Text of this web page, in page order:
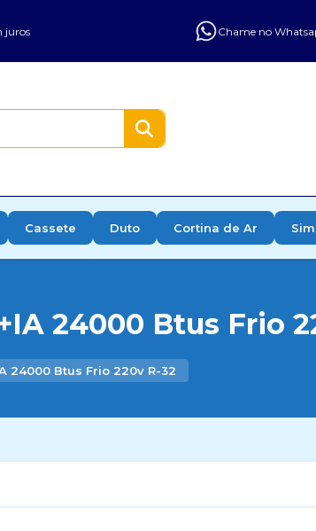
juros Chame no
Cassete Duto Cortina de Ar
24000 Btus Frio
24000 Btus Frio 220v R-32